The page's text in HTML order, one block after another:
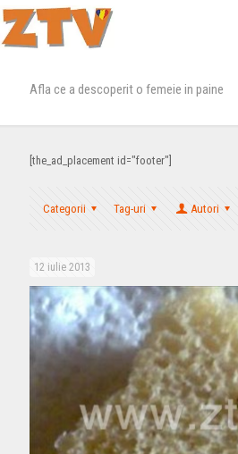
Afla ce a descoperit o femeie in paine
[the_ad_placement id="footer"]
Categorii Tag-uri Autori
12 iulie 2013